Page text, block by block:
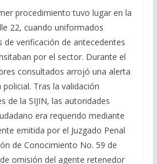
procedimiento tuvo lugar en la
22, cuando uniformados
de verificación de antecedentes
por el sector. Durante el
consultados arrojó una alerta
Tras la validación
de la SIJIN, las autoridades
era requerido mediante
emitida por el Juzgado Penal
de Conocimiento No. 59 de
omisión del agente retenedor